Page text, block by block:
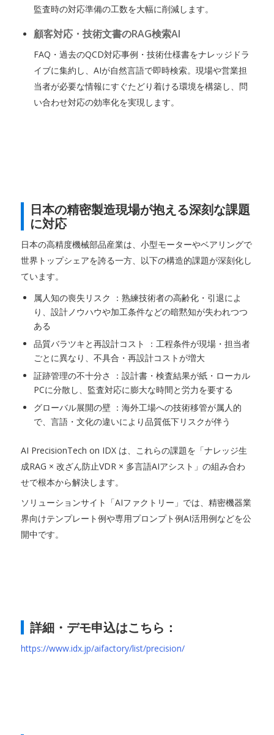
監査時の対応準備の工数を大幅に削減します。
顧客対応・技術文書のRAG検索AI
FAQ・過去のQCD対応事例・技術仕様書をナレッジドラ
イブに集約し、AIが自然言語で即時検索。現場や営業担
当者が必要な情報にすぐたどり着ける環境を構築し、問
い合わせ対応の効率化を実現します。
日本の精密製造現場が抱える深刻な課題
に対応
日本の高精度機械部品産業は、小型モーターやベアリングで
世界トップシェアを誇る一方、以下の構造的課題が深刻化し
ています。
属人知の喪失リスク ：熟練技術者の高齢化・引退によ
り、設計ノウハウや加工条件などの暗黙知が失われつつ
ある
品質バラツキと再設計コスト ：工程条件が現場・担当者
ごとに異なり、不具合・再設計コストが増大
証跡管理の不十分さ ：設計書・検査結果が紙・ローカル
PCに分散し、監査対応に膨大な時間と労力を要する
グローバル展開の壁 ：海外工場への技術移管が属人的
で、言語・文化の違いにより品質低下リスクが伴う
AI PrecisionTech on IDX は、これらの課題を「ナレッジ生
成RAG × 改ざん防止VDR × 多言語AIアシスト」の組み合わ
せで根本から解決します。
ソリューションサイト「AIファクトリー」では、精密機器業
界向けテンプレート例や専用プロンプト例AI活用例などを公
開中です。
詳細・デモ申込はこちら：
https://www.idx.jp/aifactory/list/precision/